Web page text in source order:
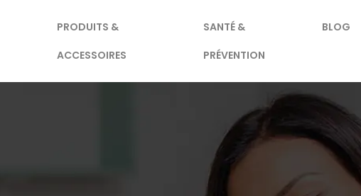
PRODUITS &
ACCESSOIRES
SANTÉ &
PRÉVENTION
BLOG